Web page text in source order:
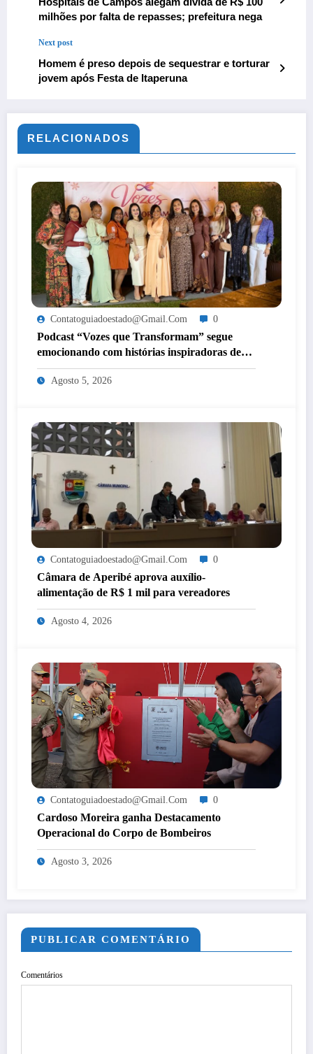
milhões por falta de repasses; prefeitura nega
Next post
Homem é preso depois de sequestrar e torturar
jovem após Festa de Itaperuna
RELACIONADOS
Contatoguiadoestado@gmail.com 0
Podcast “Vozes que Transformam” segue
emocionando com histórias inspiradoras de
mulheres de Itaperuna
Agosto 5, 2026
Contatoguiadoestado@gmail.com 0
Câmara de Aperibé aprova auxílio-
alimentação de R$ 1 mil para vereadores
Agosto 4, 2026
Contatoguiadoestado@gmail.com 0
Cardoso Moreira ganha Destacamento
Operacional do Corpo de Bombeiros
Agosto 3, 2026
PUBLICAR COMENTÁRIO
Comentários